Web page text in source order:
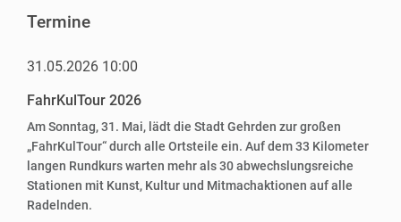
Termine
31.05.2026 10:00
FahrKulTour 2026
Am Sonntag, 31. Mai, lädt die Stadt Gehrden zur großen
„FahrKulTour“ durch alle Ortsteile ein. Auf dem 33 Kilometer
langen Rundkurs warten mehr als 30 abwechslungsreiche
Stationen mit Kunst, Kultur und Mitmachaktionen auf alle
Radelnden.